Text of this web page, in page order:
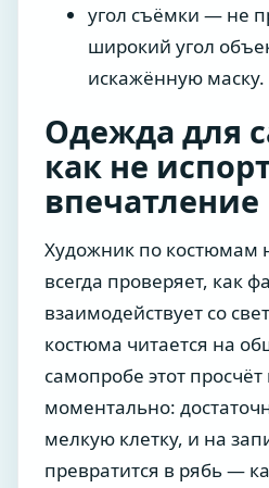
угол съёмки — не
широкий угол
искажённую маску.
Одежда для
как не
впечатление
Художник по костюмам
всегда проверяет, как
взаимодействует со
костюма читается на
самопробе этот
моментально:
мелкую клетку, и на
превратится в рябь —